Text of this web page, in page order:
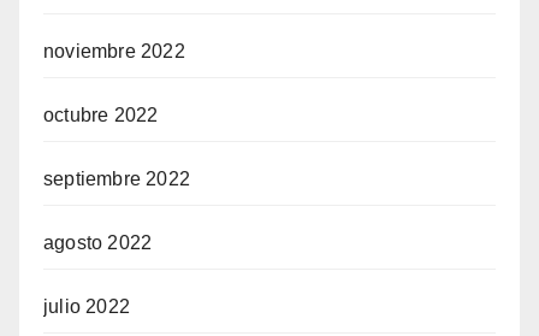
noviembre 2022
octubre 2022
septiembre 2022
agosto 2022
julio 2022